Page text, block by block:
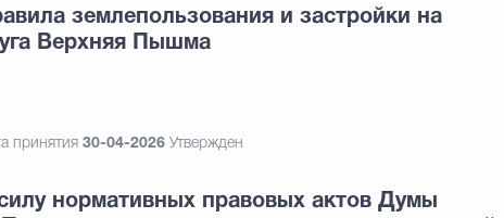
землепользования и застройки на
Верхняя Пышма
принятия 30-04-2026 Утвержден
нормативных правовых актов Думы